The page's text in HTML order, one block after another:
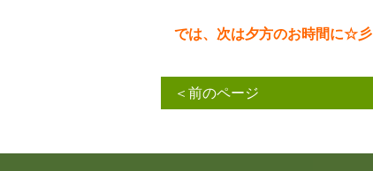
では、次は夕方のお時間に☆彡
＜前のページ